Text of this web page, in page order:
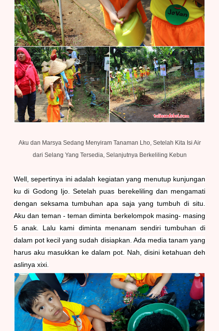
Aku dan Marsya Sedang Menyiram Tanaman Lho, Setelah Kita Isi Air
dari Selang Yang Tersedia, Selanjutnya Berkeliling Kebun
Well, sepertinya ini adalah kegiatan yang menutup kunjungan
ku di Godong Ijo. Setelah puas berekeliling dan mengamati
dengan seksama tumbuhan apa saja yang tumbuh di situ.
Aku dan teman - teman diminta berkelompok masing- masing
5 anak. Lalu kami diminta menanam sendiri tumbuhan di
dalam pot kecil yang sudah disiapkan. Ada media tanam yang
harus aku masukkan ke dalam pot. Nah, disini ketahuan deh
aslinya xixi.